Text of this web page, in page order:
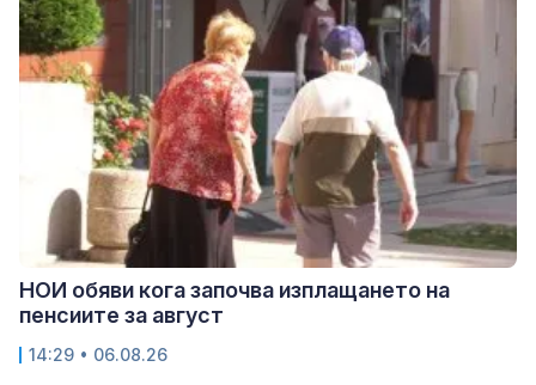
НОИ обяви кога започва изплащането на
пенсиите за август
14:29 • 06.08.26